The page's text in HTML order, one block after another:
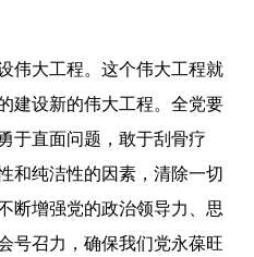
大工程。这个伟大工程就
建设新的伟大工程。全党要
于直面问题，敢于刮骨疗
和纯洁性的因素，清除一切
断增强党的政治领导力、思
号召力，确保我们党永葆旺